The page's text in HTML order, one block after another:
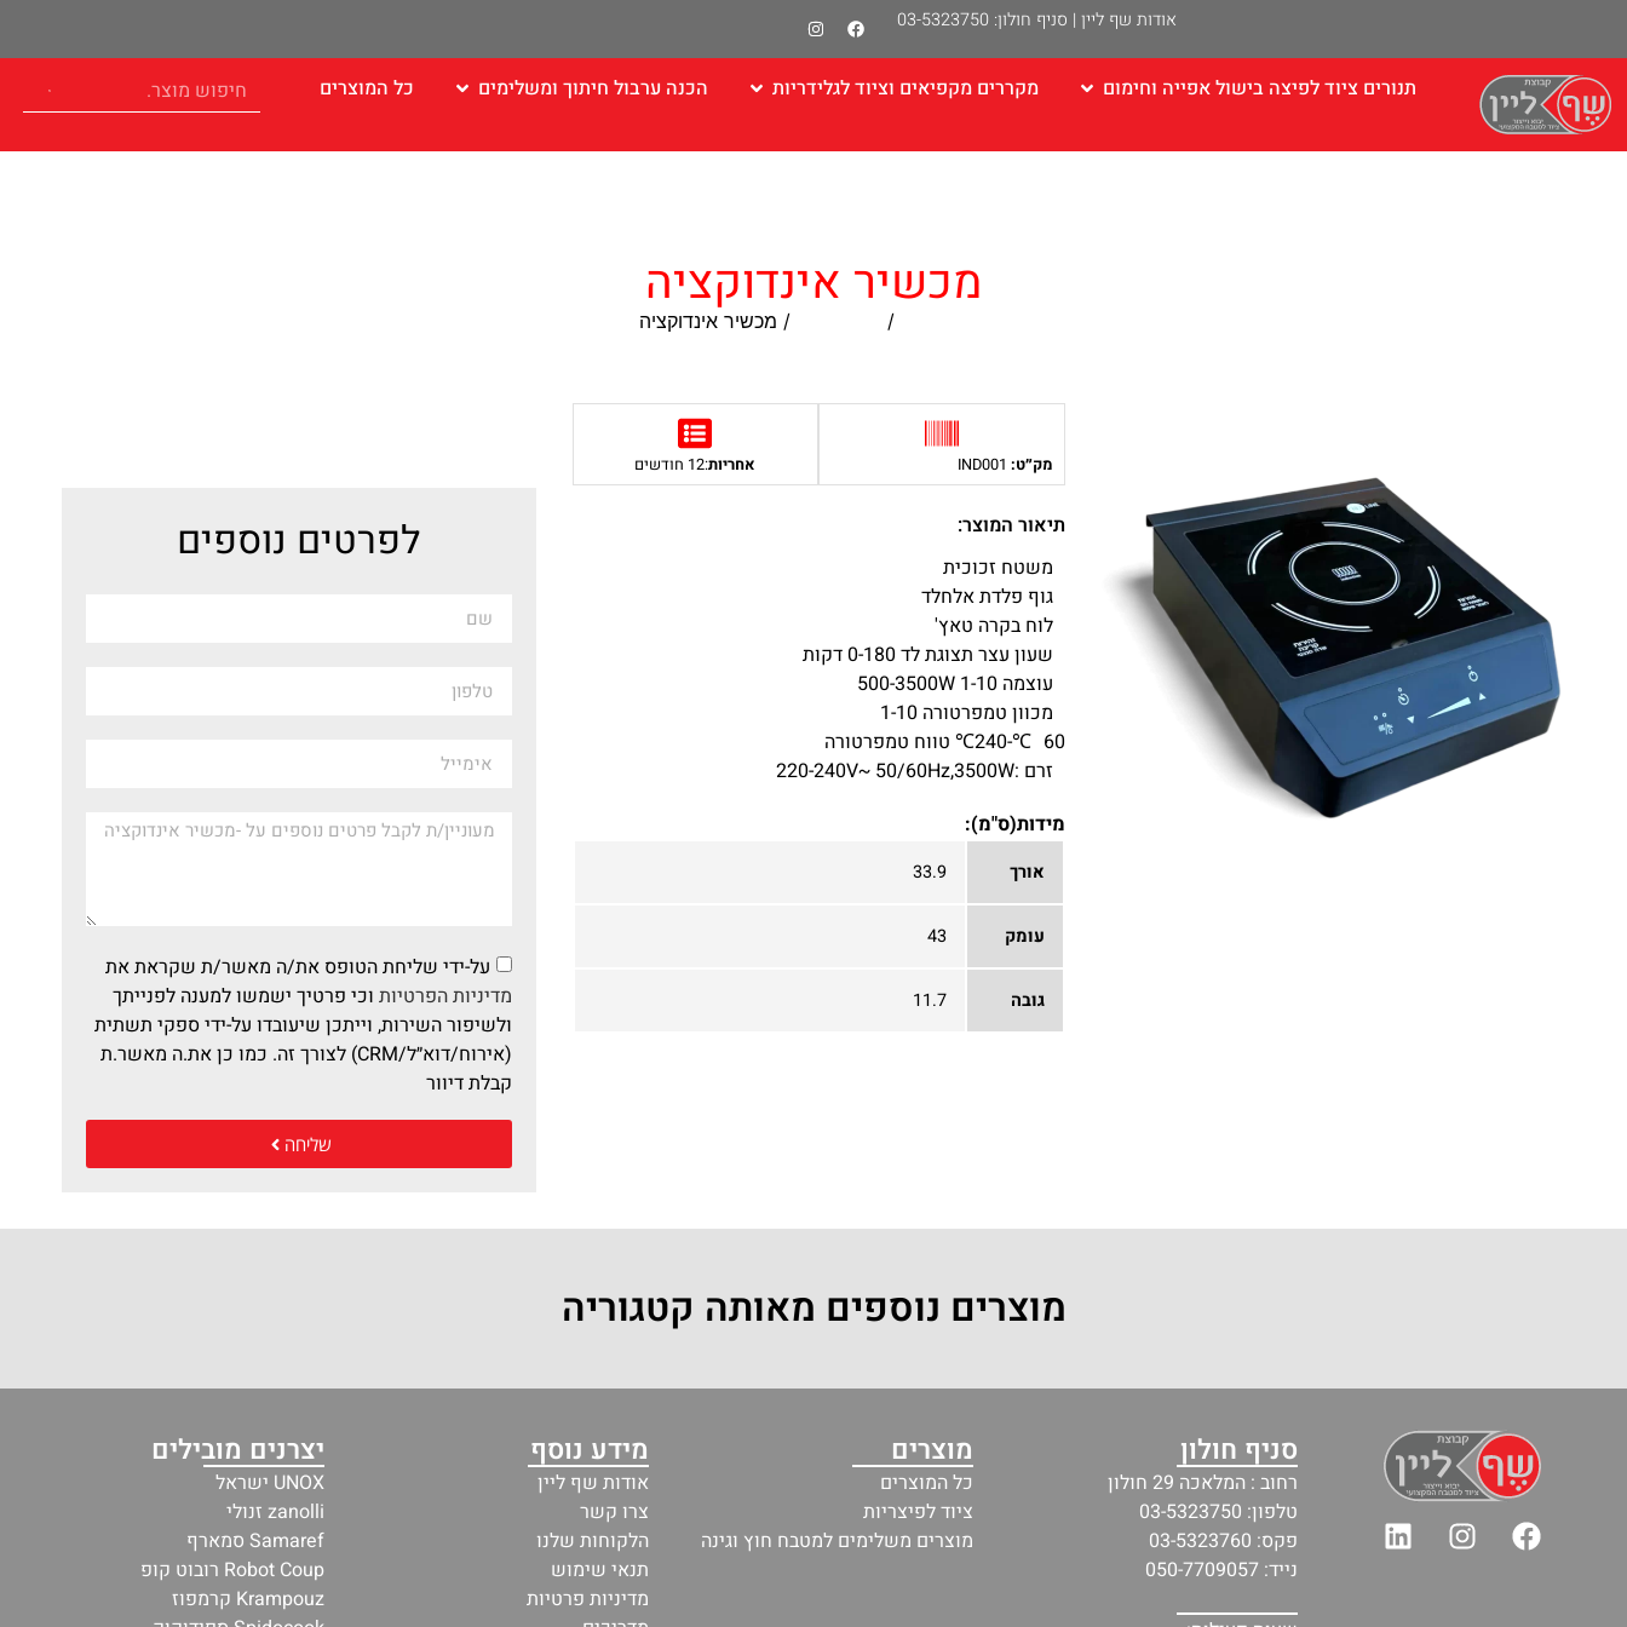
אודות שף ליין | סניף חולון: 03-5323750
תנורים ציוד לפיצה בישול אפייה וחימום מקררים מקפיאים וציוד לגלידריות הכנה ערבול חיתוך ומשלימים כל המוצרים
מכשיר אינדוקציה
/ / מכשיר אינדוקציה
מק״ט: IND001 אחריות:12 חודשים
תיאור המוצר:
משטח זכוכית
גוף פלדת אלחלד
לוח בקרה טאץ'
שעון עצר תצוגת לד 0-180 דקות
עוצמה 500-3500W 1-10
מכוון טמפרטורה 1-10
60℃-240℃ טווח טמפרטורה
זרם :220-240V~ 50/60Hz,3500W
מידות(ס"מ):
אורך 33.9
עומק 43
גובה 11.7
לפרטים נוספים
על-ידי שליחת הטופס את/ה מאשר/ת שקראת את
מדיניות הפרטיות וכי פרטיך ישמשו למענה לפנייתך
ולשיפור השירות, וייתכן שיעובדו על-ידי ספקי תשתית
(אירוח/דוא״ל/CRM) לצורך זה. כמו כן את.ה מאשר.ת
קבלת דיוור
שליחה
מוצרים נוספים מאותה קטגוריה
סניף חולון
רחוב : המלאכה 29 חולון
טלפון: 03-5323750
פקס: 03-5323760
נייד: 050-7709057
מוצרים
כל המוצרים
ציוד לפיצריות
מוצרים משלימים למטבח חוץ וגינה
מידע נוסף
אודות שף ליין
צרו קשר
הלקוחות שלנו
תנאי שימוש
מדיניות פרטיות
יצרנים מובילים
UNOX ישראל
zanolli זנולי
Samaref סמארף
Robot Coup רובוט קופ
Krampouz קרמפוז